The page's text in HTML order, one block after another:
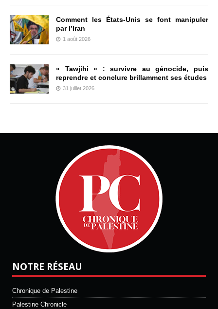
Comment les États-Unis se font manipuler
par l’Iran
1 août 2026
« Tawjihi » : survivre au génocide, puis
reprendre et conclure brillamment ses études
31 juillet 2026
NOTRE RÉSEAU
Chronique de Palestine
Palestine Chronicle